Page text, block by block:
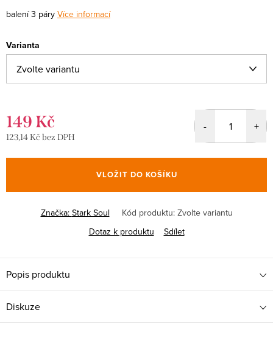
balení 3 páry Více informací
Varianta
149 Kč
123,14 Kč bez DPH
cena:
VLOŽIT DO KOŠÍKU
Značka: Stark Soul Kód produktu: Zvolte variantu
Dotaz k produktu
Sdílet
Popis produktu
Diskuze